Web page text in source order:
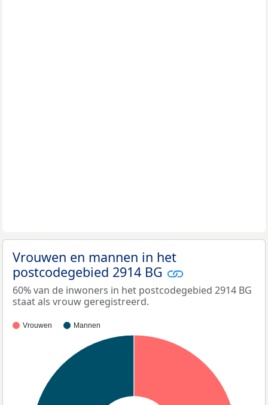
Vrouwen en mannen in het
postcodegebied 2914 BG
60% van de inwoners in het postcodegebied 2914 BG
staat als vrouw geregistreerd.
Vrouwen Mannen